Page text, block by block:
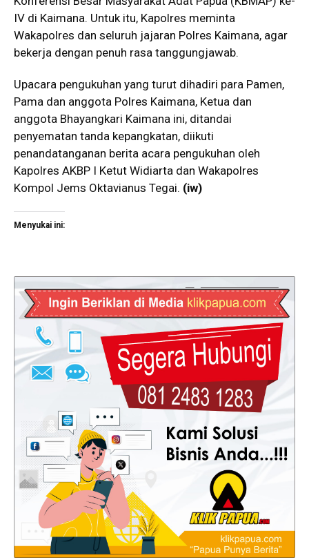
IV di Kaimana. Untuk itu, Kapolres meminta
Wakapolres dan seluruh jajaran Polres Kaimana, agar
bekerja dengan penuh rasa tanggungjawab.
Upacara pengukuhan yang turut dihadiri para Pamen,
Pama dan anggota Polres Kaimana, Ketua dan
anggota Bhayangkari Kaimana ini, ditandai
penyematan tanda kepangkatan, diikuti
penandatanganan berita acara pengukuhan oleh
Kapolres AKBP I Ketut Widiarta dan Wakapolres
Kompol Jems Oktavianus Tegai. (iw)
Menyukai ini: